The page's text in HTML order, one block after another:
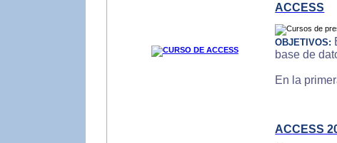
ACCESS
OBJETIVOS:
base de
En la
ACCESS